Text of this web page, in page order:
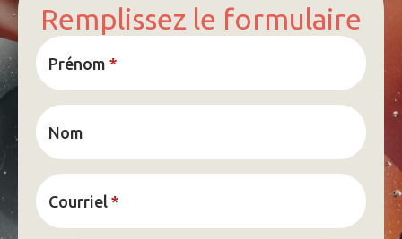
Remplissez le formulaire
Prénom *
Nom
Courriel *